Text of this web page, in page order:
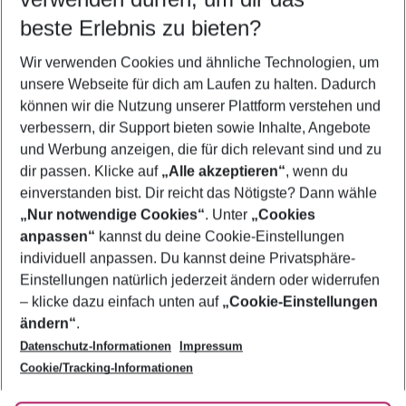
5-8 Nächte
2 Erwachsene Keine Kinder
Mehr Filter anzeigen
Footer
Footer navigation
Über uns
AGB
Bestpreisgarantie
Cookie-Einstellungen ändern
Cookie-Richtlinie
Agenturbetreuung
Barrierefreies Reisen
Folge uns
beste Erlebnis zu bieten?
Wir verwenden Cookies und ähnliche Technologien, um
unsere Webseite für dich am Laufen zu halten. Dadurch
können wir die Nutzung unserer Plattform verstehen und
verbessern, dir Support bieten sowie Inhalte, Angebote
und Werbung anzeigen, die für dich relevant sind und zu
dir passen. Klicke auf „Alle akzeptieren“, wenn du
einverstanden bist. Dir reicht das Nötigste? Dann wähle
„Nur notwendige Cookies“. Unter „Cookies
anpassen“ kannst du deine Cookie-Einstellungen
individuell anpassen. Du kannst deine Privatsphäre-
Einstellungen natürlich jederzeit ändern oder widerrufen
– klicke dazu einfach unten auf „Cookie-Einstellungen
ändern“.
Datenschutz-Informationen
Impressum
Cookie/Tracking-Informationen